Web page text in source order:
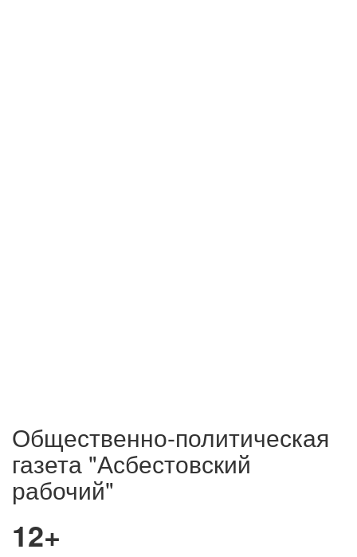
Общественно-политическая
газета "Асбестовский
рабочий"
12+